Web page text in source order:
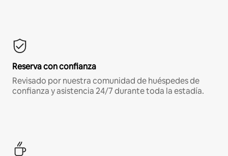
Reserva con confianza
Revisado por nuestra comunidad de huéspedes de
confianza y asistencia 24/7 durante toda la estadía.